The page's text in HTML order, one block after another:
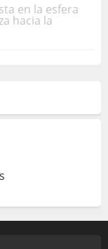
en la esfera
hacia la